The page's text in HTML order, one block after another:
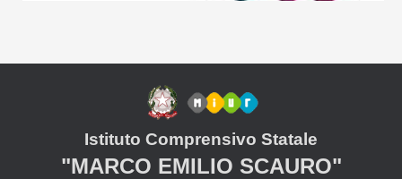
Istituto Comprensivo Statale
"MARCO EMILIO SCAURO"